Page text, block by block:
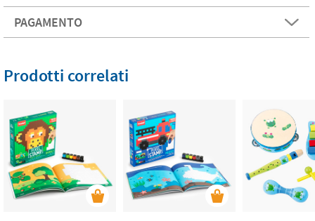
PAGAMENTO
Prodotti correlati